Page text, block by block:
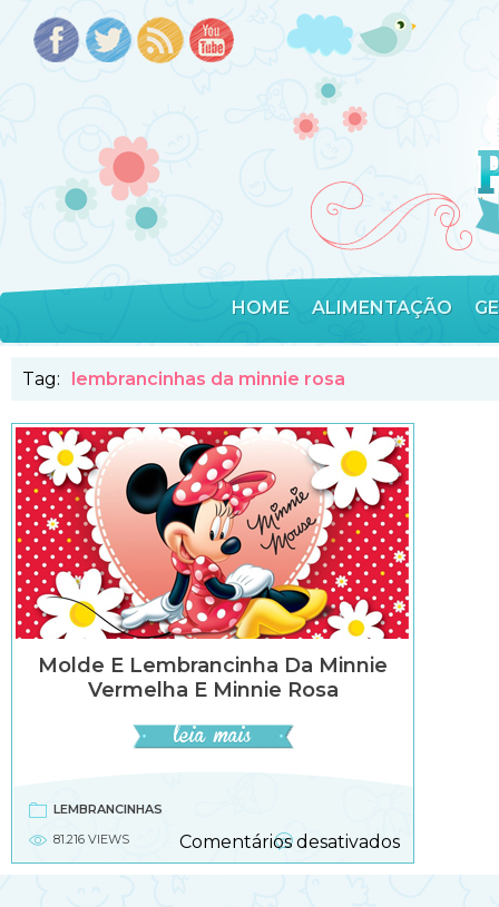
HOME ALIMENTAÇÃO
Tag: lembrancinhas da minnie rosa
Molde E Lembrancinha Da Minnie
Vermelha E Minnie Rosa
LEMBRANCINHAS
81.216 VIEWS
Comentários desativadosem
Molde